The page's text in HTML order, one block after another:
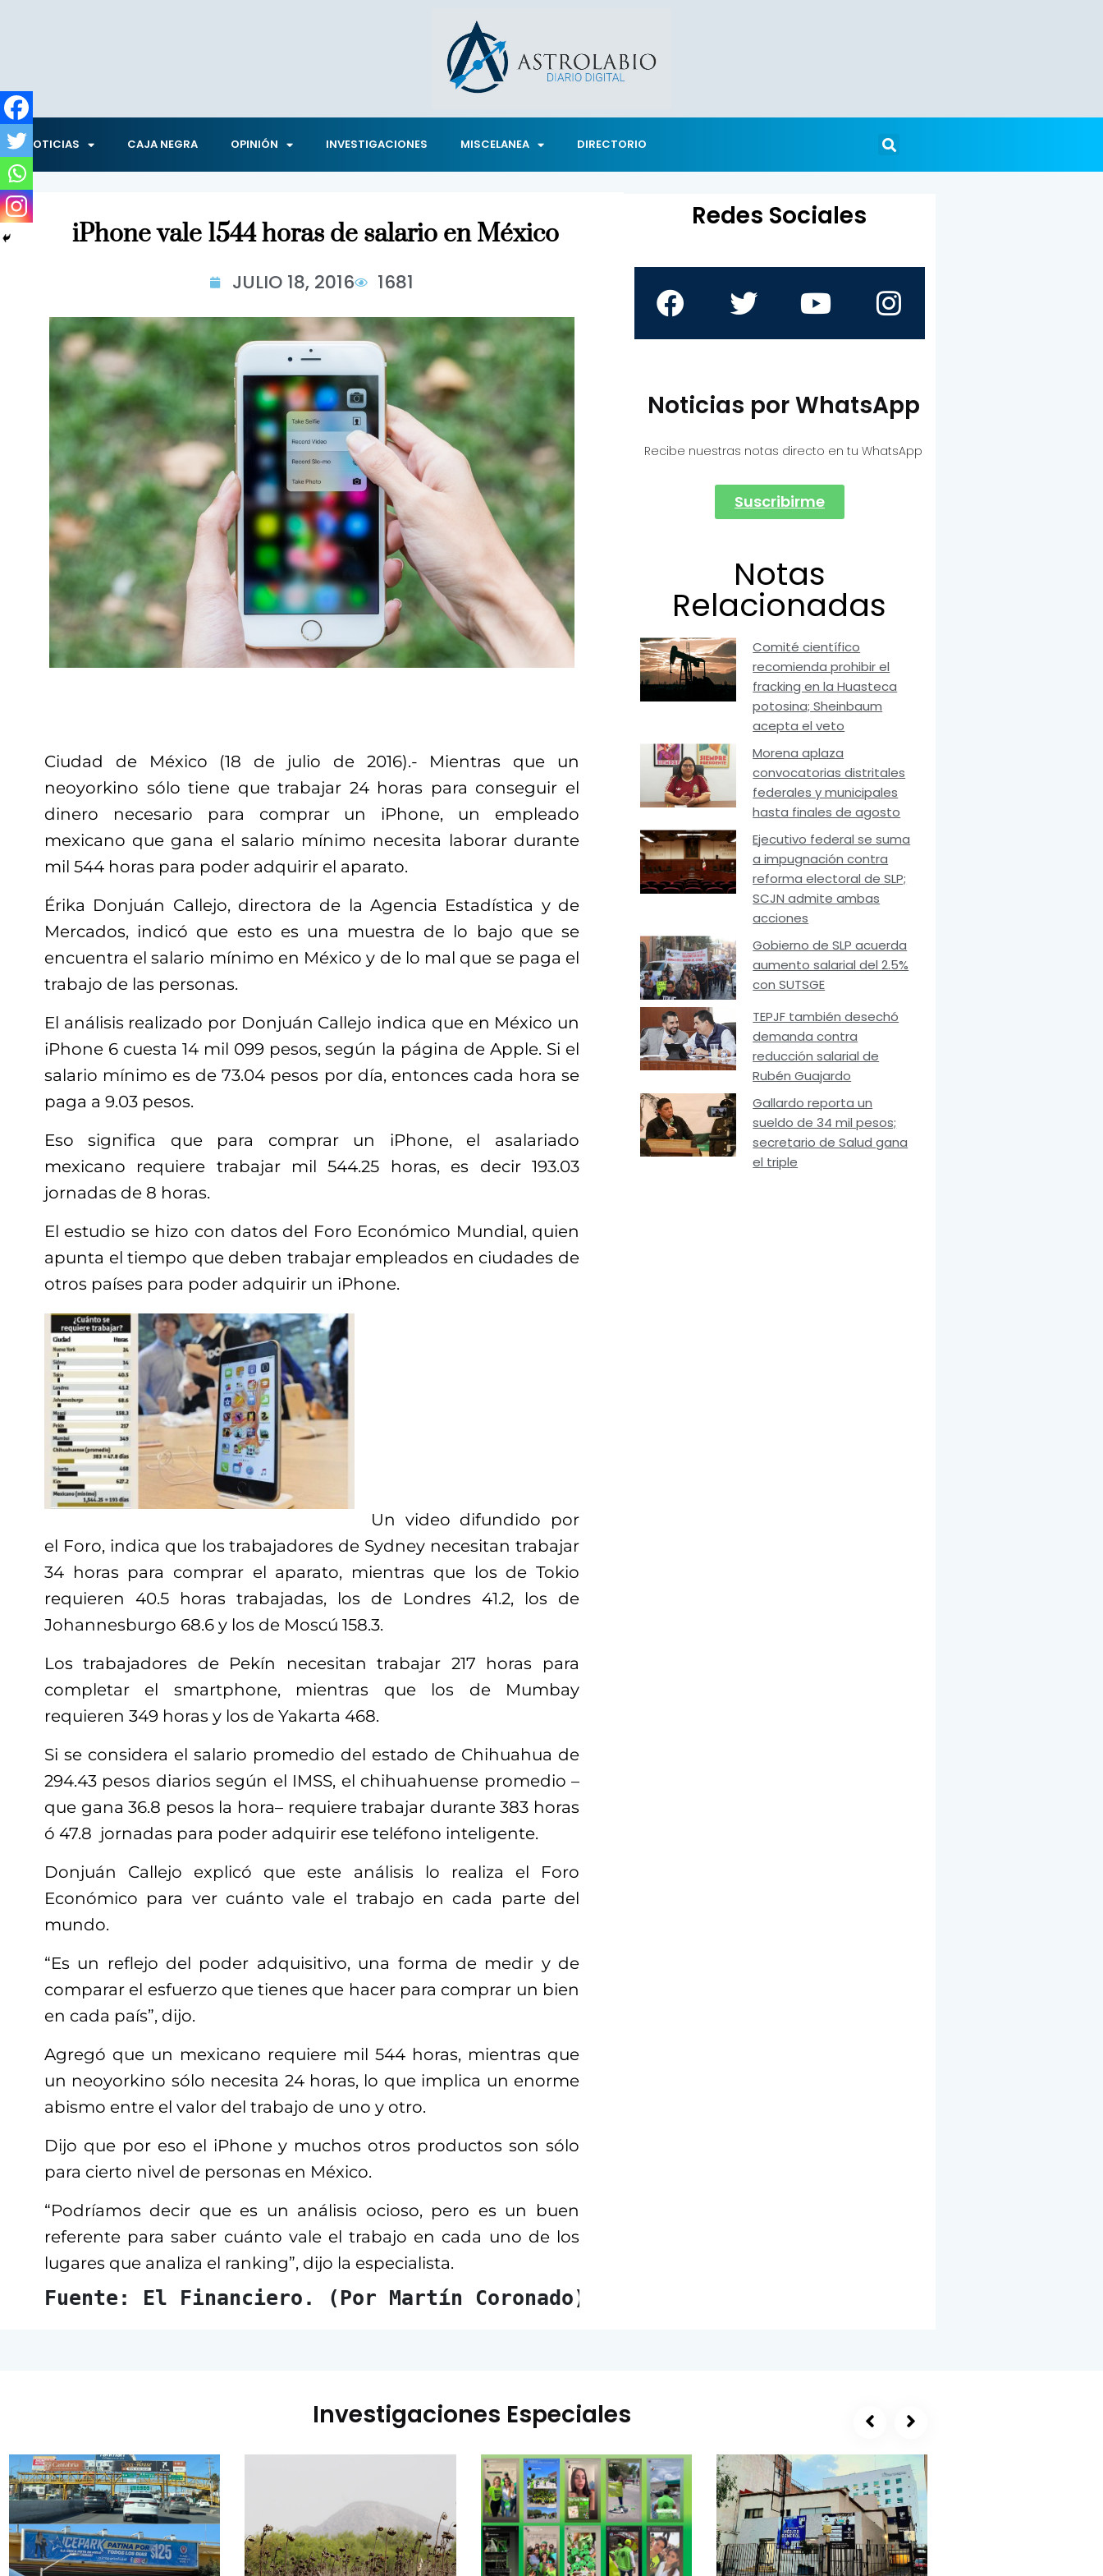
NOTICIAS CAJA NEGRA OPINIÓN INVESTIGACIONES MISCELANEA DIRECTORIO
iPhone vale 1544 horas de salario en México
JULIO 18, 2016 1681
Ciudad de México (18 de julio de 2016).- Mientras que un
neoyorkino sólo tiene que trabajar 24 horas para conseguir el
dinero necesario para comprar un iPhone, un empleado
mexicano que gana el salario mínimo necesita laborar durante
mil 544 horas para poder adquirir el aparato.
Érika Donjuán Callejo, directora de la Agencia Estadística y de
Mercados, indicó que esto es una muestra de lo bajo que se
encuentra el salario mínimo en México y de lo mal que se paga el
trabajo de las personas.
El análisis realizado por Donjuán Callejo indica que en México un
iPhone 6 cuesta 14 mil 099 pesos, según la página de Apple. Si el
salario mínimo es de 73.04 pesos por día, entonces cada hora se
paga a 9.03 pesos.
Eso significa que para comprar un iPhone, el asalariado
mexicano requiere trabajar mil 544.25 horas, es decir 193.03
jornadas de 8 horas.
El estudio se hizo con datos del Foro Económico Mundial, quien
apunta el tiempo que deben trabajar empleados en ciudades de
otros países para poder adquirir un iPhone.
Un video difundido por
el Foro, indica que los trabajadores de Sydney necesitan trabajar
34 horas para comprar el aparato, mientras que los de Tokio
requieren 40.5 horas trabajadas, los de Londres 41.2, los de
Johannesburgo 68.6 y los de Moscú 158.3.
Los trabajadores de Pekín necesitan trabajar 217 horas para
completar el smartphone, mientras que los de Mumbay
requieren 349 horas y los de Yakarta 468.
Si se considera el salario promedio del estado de Chihuahua de
294.43 pesos diarios según el IMSS, el chihuahuense promedio –
que gana 36.8 pesos la hora– requiere trabajar durante 383 horas
ó 47.8 jornadas para poder adquirir ese teléfono inteligente.
Donjuán Callejo explicó que este análisis lo realiza el Foro
Económico para ver cuánto vale el trabajo en cada parte del
mundo.
“Es un reflejo del poder adquisitivo, una forma de medir y de
comparar el esfuerzo que tienes que hacer para comprar un bien
en cada país”, dijo.
Agregó que un mexicano requiere mil 544 horas, mientras que
un neoyorkino sólo necesita 24 horas, lo que implica un enorme
abismo entre el valor del trabajo de uno y otro.
Dijo que por eso el iPhone y muchos otros productos son sólo
para cierto nivel de personas en México.
“Podríamos decir que es un análisis ocioso, pero es un buen
referente para saber cuánto vale el trabajo en cada uno de los
lugares que analiza el ranking”, dijo la especialista.
Fuente: El Financiero. (Por Martín Coronado)
Redes Sociales
Noticias por WhatsApp
Recibe nuestras notas directo en tu WhatsApp
Suscribirme
Notas
Relacionadas
Comité científico
recomienda prohibir el
fracking en la Huasteca
potosina; Sheinbaum
acepta el veto
Morena aplaza
convocatorias distritales
federales y municipales
hasta finales de agosto
Ejecutivo federal se suma
a impugnación contra
reforma electoral de SLP;
SCJN admite ambas
acciones
Gobierno de SLP acuerda
aumento salarial del 2.5%
con SUTSGE
TEPJF también desechó
demanda contra
reducción salarial de
Rubén Guajardo
Gallardo reporta un
sueldo de 34 mil pesos;
secretario de Salud gana
el triple
Investigaciones Especiales